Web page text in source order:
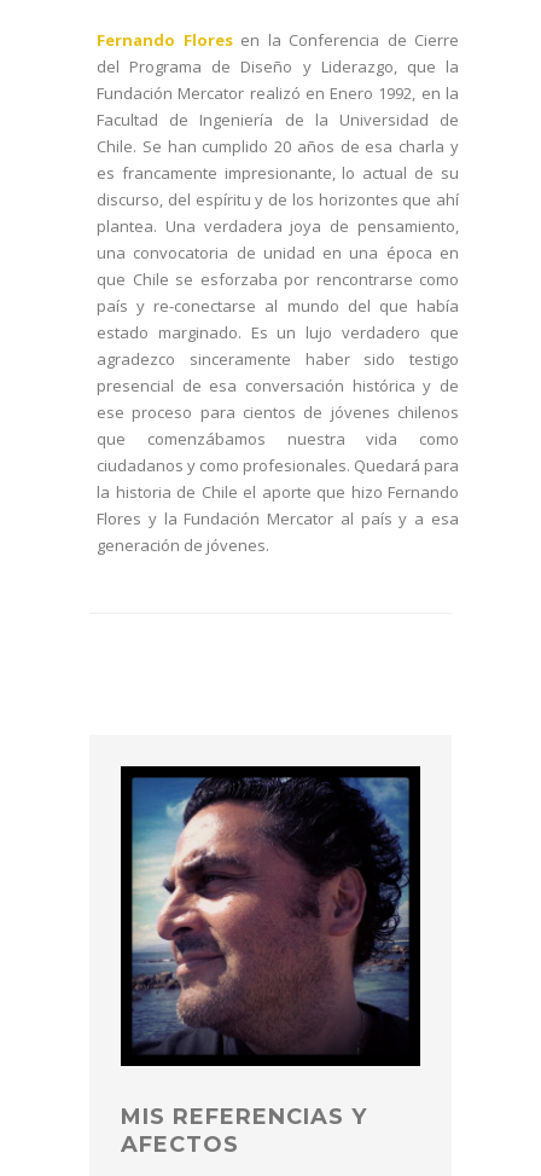
Fernando Floresen la Conferencia de Cierre
del Programa de Diseño y Liderazgo, que la
Fundación Mercator realizó en Enero 1992, en la
Facultad de Ingeniería de la Universidad de
Chile. Se han cumplido 20 años de esa charla y
es francamente impresionante, lo actual de su
discurso, del espíritu y de los horizontes que ahí
plantea. Una verdadera joya de pensamiento,
una convocatoria de unidad en una época en
que Chile se esforzaba por rencontrarse como
país y re-conectarse al mundo del que había
estado marginado. Es un lujo verdadero que
agradezco sinceramente haber sido testigo
presencial de esa conversación histórica y de
ese proceso para cientos de jóvenes chilenos
que comenzábamos nuestra vida como
ciudadanos y como profesionales. Quedará para
la historia de Chile el aporte que hizo Fernando
Flores y la Fundación Mercator al país y a esa
generación de jóvenes.
MIS REFERENCIAS Y
AFECTOS